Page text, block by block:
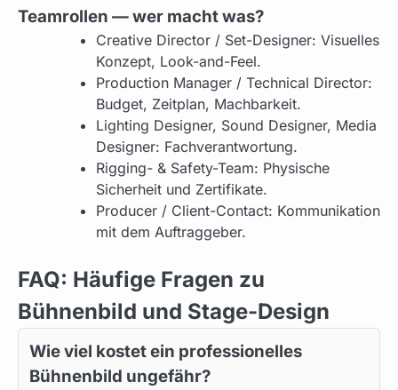
Teamrollen — wer macht was?
Creative Director / Set-Designer: Visuelles
Konzept, Look-and-Feel.
Production Manager / Technical Director:
Budget, Zeitplan, Machbarkeit.
Lighting Designer, Sound Designer, Media
Designer: Fachverantwortung.
Rigging- & Safety-Team: Physische
Sicherheit und Zertifikate.
Producer / Client-Contact: Kommunikation
mit dem Auftraggeber.
FAQ: Häufige Fragen zu
Bühnenbild und Stage-Design
Wie viel kostet ein professionelles
Bühnenbild ungefähr?